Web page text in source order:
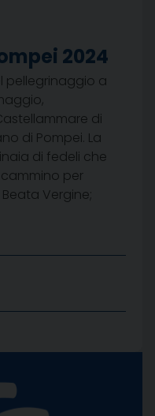
2024
pellegrinaggio a
di
di Pompei. La
di fedeli che
per
Vergine;